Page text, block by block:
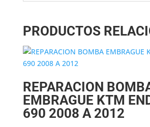
PRODUCTOS
REPARACION
EMBRAGUE KTM
690 2008 A 2012